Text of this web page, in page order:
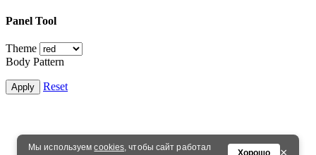
Мы используемcookies, чтобы сайт работал
Хорошо
Panel Tool
Theme
Body Pattern
Apply Reset